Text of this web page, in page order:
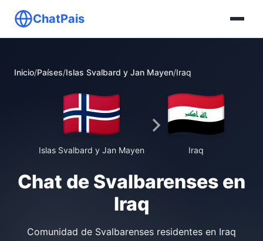
ChatPais
Inicio/Países/Islas Svalbard y Jan Mayen/Iraq
Islas Svalbard y Jan Mayen Iraq
Chat de Svalbarenses en
Iraq
Comunidad de Svalbarenses residentes en Iraq